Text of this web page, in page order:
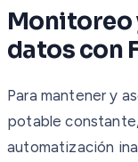
Monitoreo
datos con
Para mantener y
potable
automatización